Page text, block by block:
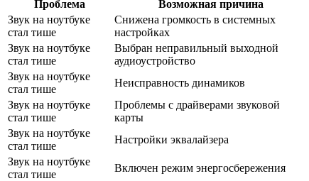
Проблема Возможная причина
Звук на ноутбуке
стал тише
Снижена громкость в системных
настройках
Звук на ноутбуке
стал тише
Выбран неправильный выходной
аудиоустройство
Звук на ноутбуке
стал тише
Неисправность динамиков
Звук на ноутбуке
стал тише
Проблемы с драйверами звуковой
карты
Звук на ноутбуке
стал тише
Настройки эквалайзера
Звук на ноутбуке
стал тише
Включен режим энергосбережения